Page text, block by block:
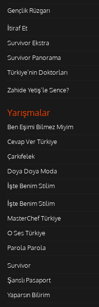
Gençlik Rüzgarı
İtiraf Et
Survivor Ekstra
Survivor Panorama
Türkiye'nin Doktorları
Zahide Yetiş'le Sence?
Yarışmalar
Ben Eşimi Bilmez Miyim
Cevap Ver Türkiye
Çarkıfelek
Doya Doya Moda
İşte Benim Stilim
İşte Benim Stilim
MasterChef Türkiye
O Ses Türkiye
Parola Parola
Survivor
Şanslı Pasaport
Yaparsın Bilirim